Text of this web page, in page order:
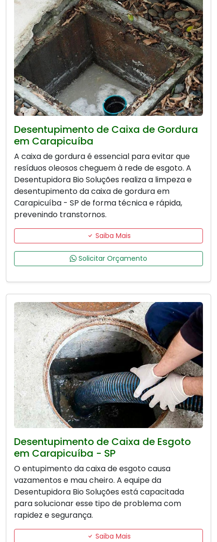
Desentupimento de Caixa de Gordura
em Carapicuíba
A caixa de gordura é essencial para evitar que
resíduos oleosos cheguem à rede de esgoto. A
Desentupidora Bio Soluções realiza a limpeza e
desentupimento da caixa de gordura em
Carapicuíba - SP de forma técnica e rápida,
prevenindo transtornos.
Saiba Mais
Solicitar Orçamento
Desentupimento de Caixa de Esgoto
em Carapicuíba - SP
O entupimento da caixa de esgoto causa
vazamentos e mau cheiro. A equipe da
Desentupidora Bio Soluções está capacitada
para solucionar esse tipo de problema com
rapidez e segurança.
Saiba Mais